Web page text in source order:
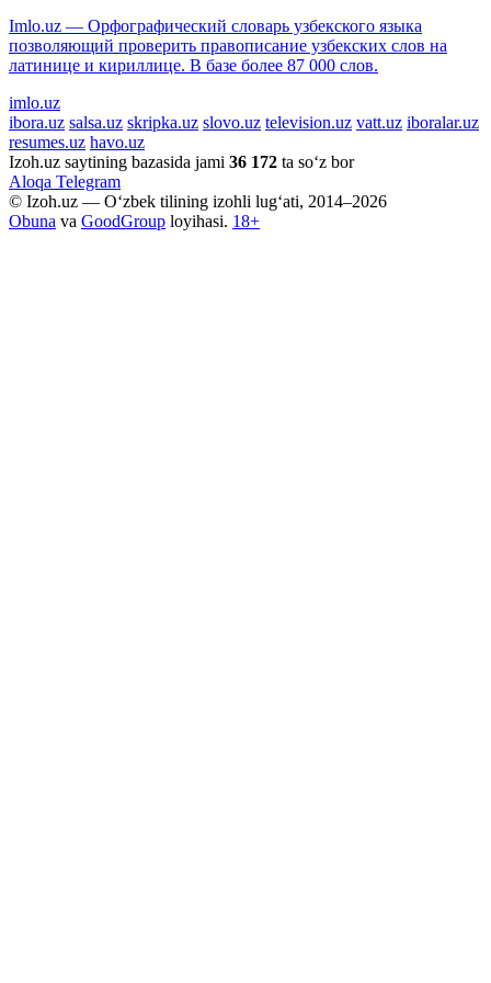
Imlo.uz — Орфографический словарь узбекского языка
позволяющий проверить правописание узбекских слов на
латинице и кириллице. В базе более 87 000 слов.
imlo.uz
ibora.uz salsa.uz skripka.uz slovo.uz television.uz vatt.uz iboralar.uz
resumes.uz havo.uz
Izoh.uz saytining bazasida jami 36 172 ta so‘z bor
Aloqa Telegram
© Izoh.uz — O‘zbek tilining izohli lug‘ati, 2014–2026
Obuna va GoodGroup loyihasi. 18+